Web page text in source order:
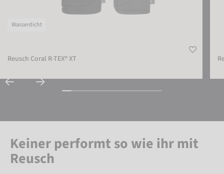
Wasserdicht
Reusch Coral R-TEX® XT
Keiner performt so wie ihr mit
Reusch